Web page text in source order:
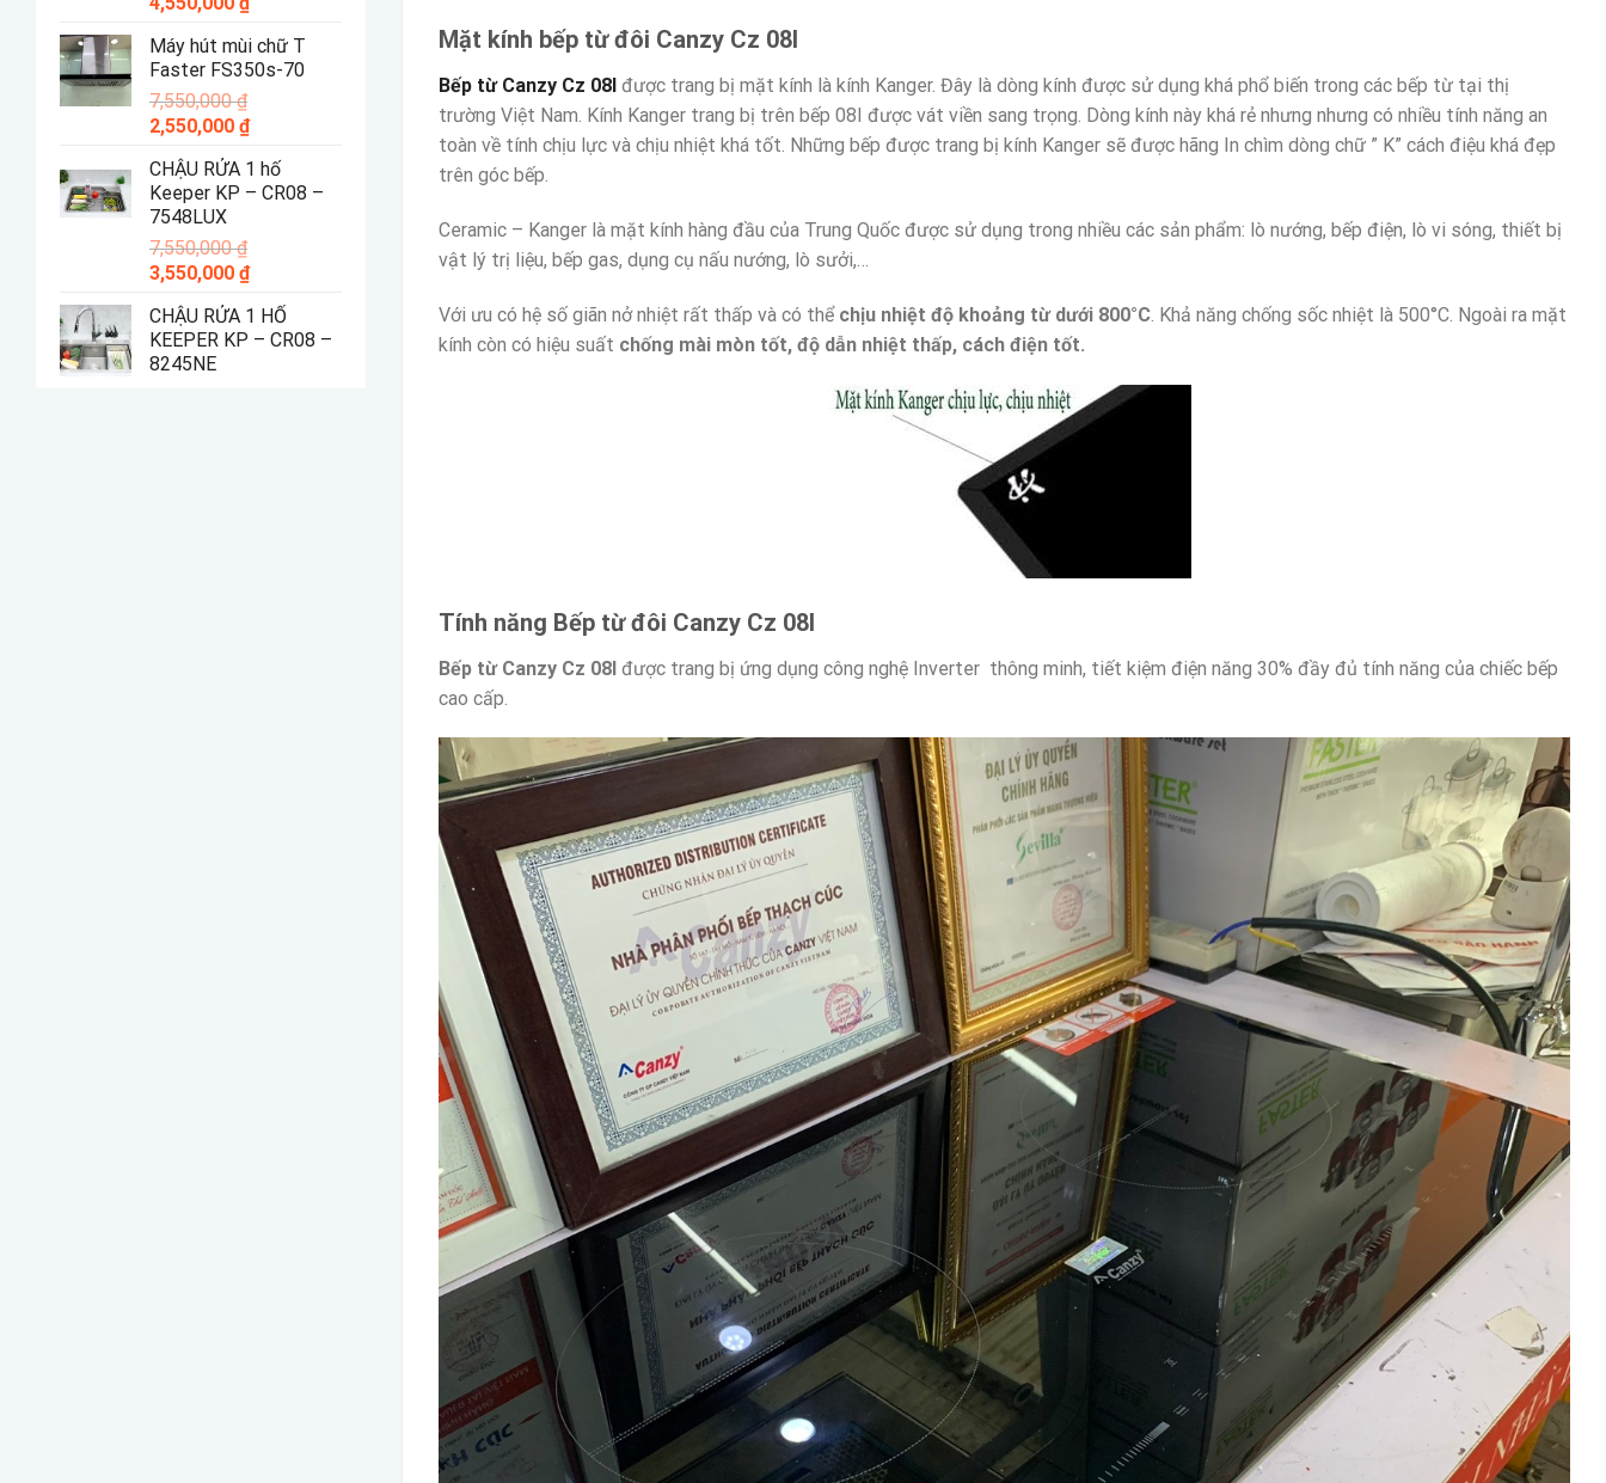
là:
9,550,000 ₫.
tại
là:
Máy hút mùi chữ T
Faster FS350s-70
7,550,000₫
Giá
là:
7,550,000 ₫.
2,550,000 ₫Giá
tại
là:
CHẬU RỬA 1 hố
Keeper KP – CR08 –
7548LUX
7,550,000₫
Giá
là:
7,550,000 ₫.
3,550,000 ₫Giá
tại
là:
CHẬU RỬA 1 HỐ
KEEPER KP – CR08 –
8245NE
Mặt kính bếp từ đôi Canzy Cz 08I
Bếp từ Canzy Cz 08I được trang bị mặt kính là kính Kanger. Đây là dòng kính được sử dụng khá phổ biến trong các bếp từ tại thị
trường Việt Nam. Kính Kanger trang bị trên bếp 08I được vát viền sang trọng. Dòng kính này khá rẻ nhưng nhưng có nhiều tính năng an
toàn về tính chịu lực và chịu nhiệt khá tốt. Những bếp được trang bị kính Kanger sẽ được hãng In chìm dòng chữ ” K” cách điệu khá đẹp
trên góc bếp.
Ceramic – Kanger là mặt kính hàng đầu của Trung Quốc được sử dụng trong nhiều các sản phẩm: lò nướng, bếp điện, lò vi sóng, thiết bị
vật lý trị liệu, bếp gas, dụng cụ nấu nướng, lò sưởi,…
Với ưu có hệ số giãn nở nhiệt rất thấp và có thểchịu nhiệt độ khoảng từ dưới 800°C. Khả năng chống sốc nhiệt là 500°C. Ngoài ra mặt
kính còn có hiệu suất chống mài mòn tốt, độ dẫn nhiệt thấp, cách điện tốt.
Tính năng Bếp từ đôi Canzy Cz 08I
Bếp từ Canzy Cz 08I được trang bị ứng dụng công nghệ Inverter thông minh, tiết kiệm điện năng 30% đầy đủ tính năng của chiếc bếp
cao cấp.